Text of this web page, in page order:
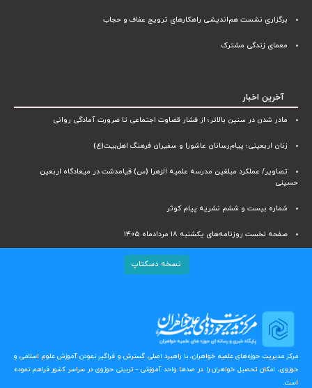
برگزاری نشست هم‌اندیشی راهکارهای ترویج عفاف و حجاب
معمای زندگی مشترک
آخرین اخبار
مادر شدن در سنین بالاتر؛ از فشار قضاوت اجتماعی تا ضرورت آمادگی روانی
زنان اربعینی؛ پیام‌رسانان عاشورا و سفیران فرهنگ اهل‌بیت(ع)
تصاویر/ عملکرد مبلغین مدرسه علمیه الزهرا (س) قیامدشت در میعادگاه اربعین
حسینی
شماره بیست و ششم نشریه پیام کوثر
صفحه نخست روزنامه‌های یکشنبه ۱۸ مردادماه ۱۴۰۵
نسخه دسکتاپ
مرکز مدیریت حوزه‌های علمیه خواهران، با راهبرد اصلی گسترش و فراگیر نمودن آموزش علوم اسلامی و
حوزوی، امکان تحصیل خواهران را در صدها واحد آموزشی - تربیتی حوزوی در سراسر کشور فراهم نموده
است.